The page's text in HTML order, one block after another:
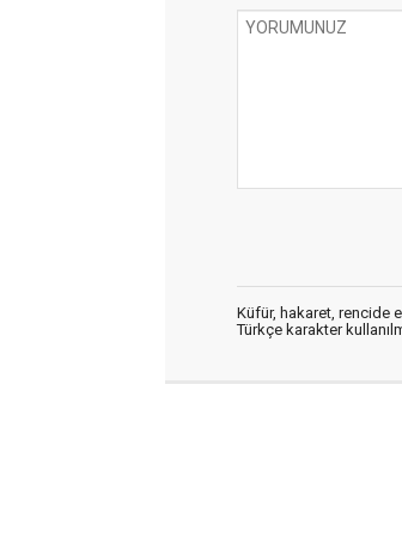
Küfür, hakaret, rencide
Türkçe karakter